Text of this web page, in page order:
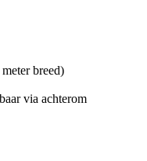
breed)
via achterom